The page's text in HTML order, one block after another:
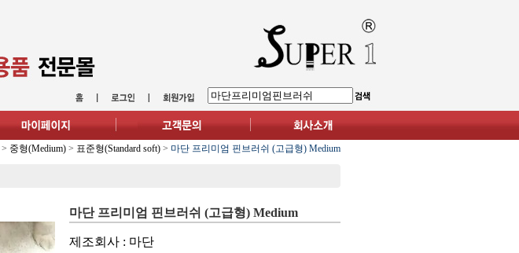
> 중형(Medium) > 표준형(Standard soft) > 마단 프리미엄 핀브러쉬 (고급형) Medium
마단 프리미엄 핀브러쉬 (고급형) Medium
제조회사 : 마단